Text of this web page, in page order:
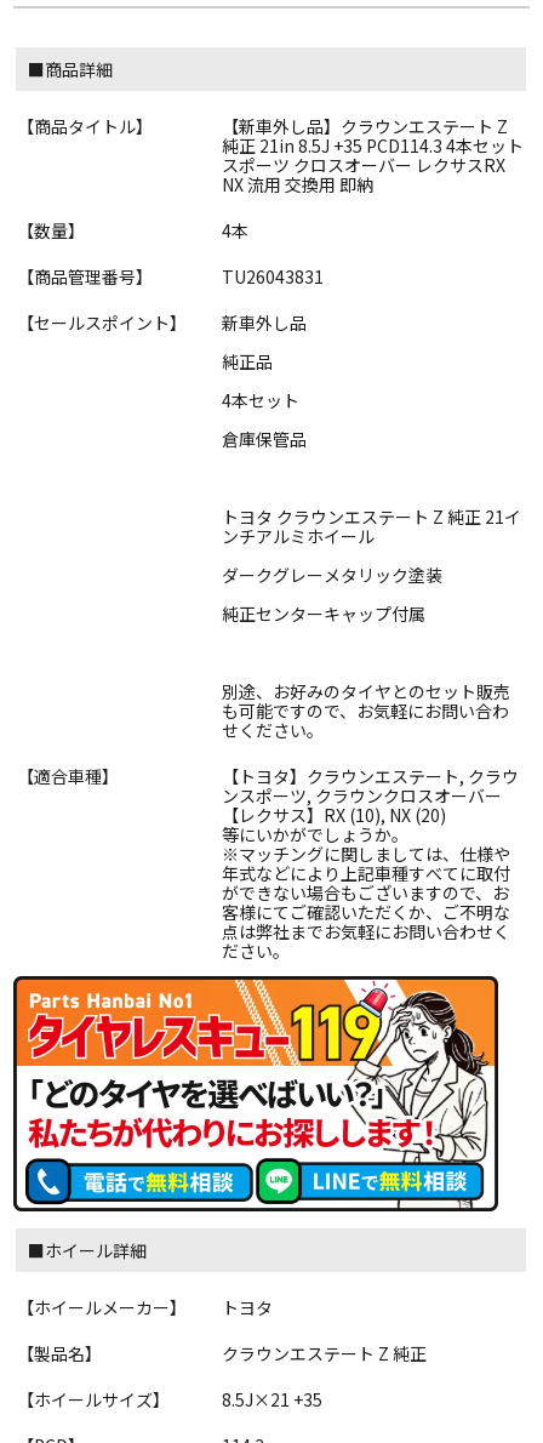
■商品詳細
【商品タイトル】
【新車外し品】クラウンエステート Z
純正 21in 8.5J +35 PCD114.3 4本セット
スポーツ クロスオーバー レクサスRX
NX 流用 交換用 即納
【数量】
4本
【商品管理番号】
TU26043831
【セールスポイント】
新車外し品
純正品
4本セット
倉庫保管品
トヨタ クラウンエステート Z 純正 21イ
ンチアルミホイール
ダークグレーメタリック塗装
純正センターキャップ付属
別途、お好みのタイヤとのセット販売
も可能ですので、お気軽にお問い合わ
せください。
【適合車種】
【トヨタ】クラウンエステート, クラウ
ンスポーツ, クラウンクロスオーバー
【レクサス】RX (10), NX (20)
等にいかがでしょうか。
※マッチングに関しましては、仕様や
年式などにより上記車種すべてに取付
ができない場合もございますので、お
客様にてご確認いただくか、ご不明な
点は弊社までお気軽にお問い合わせく
ださい。
■ホイール詳細
【ホイールメーカー】
トヨタ
【製品名】
クラウンエステート Z 純正
【ホイールサイズ】
8.5J×21 +35